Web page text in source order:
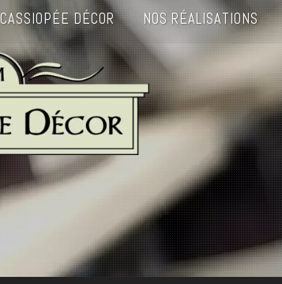
CASSIOPÉE DÉCOR NOS RÉALISATIONS